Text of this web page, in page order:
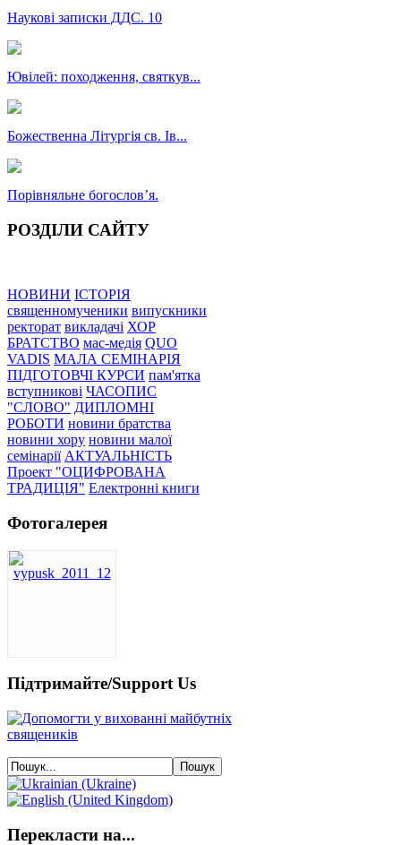
Наукові записки ДДС. 10
Ювілей: походження, святкув...
Божественна Літургія св. Ів...
Порівняльне богословʼя.
РОЗДІЛИ САЙТУ
НОВИНИ ІСТОРІЯ
священномученики випускники
ректорат викладачі ХОР
БРАТСТВО мас-медія QUO
VADIS МАЛА СЕМІНАРІЯ
ПІДГОТОВЧІ КУРСИ пам'ятка
вступникові ЧАСОПИС
"СЛОВО" ДИПЛОМНІ
РОБОТИ новини братства
новини хору новини малої
семінарії АКТУАЛЬНІСТЬ
Проект "ОЦИФРОВАНА
ТРАДИЦІЯ" Електронні книги
Фотогалерея
Підтримайте/Support Us
Перекласти на...